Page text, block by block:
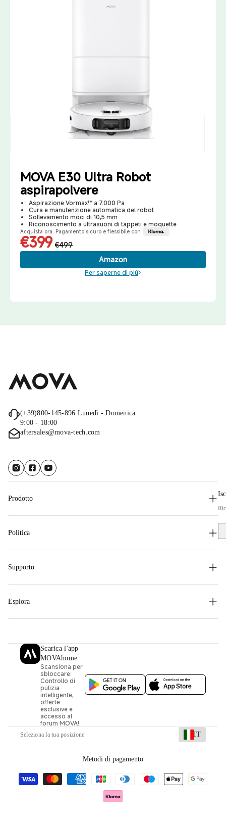
MOVA E30 Ultra Robot
aspirapolvere
Aspirazione Vormax™ a 7.000 Pa
Cura e manutenzione automatica del robot
Sollevamento moci di 10,5 mm
Riconoscimento a ultrasuoni di tappeti e moquette
Acquista ora. Pagamento sicuro e flessibile con
€399 €499
Amazon
Per saperne di più
(+39)800-145-896 Lunedì - Domenica
9:00 - 18:00
aftersales@mova-tech.com
Prodotto
Politica
Supporto
Esplora
Scarica l'app
MOVAhome
Scansiona per
sbloccare:
Controllo di
pulizia
intelligente,
offerte
esclusive e
accesso al
forum MOVA!
Seleziona la tua posizione IT
Metodi di pagamento